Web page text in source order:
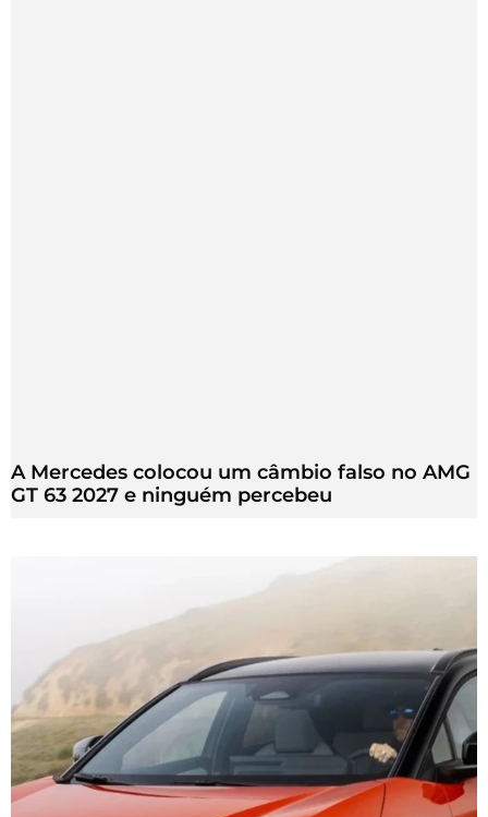
A Mercedes colocou um câmbio falso no AMG
GT 63 2027 e ninguém percebeu